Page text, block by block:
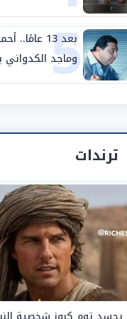
مصانع الفيوم
5 بعد 13
وماجد
«فرصة سعيدة»
ترندات